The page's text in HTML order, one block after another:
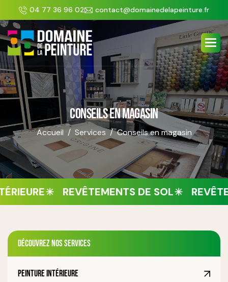
04 77 36 96 02 contact@domainedelapeinture.fr
CONSEILS EN MAGASIN
Accueil Services Conseils en magasin
REVÊTEMENTS DE SOL
Découvrez nos services
Peinture intérieure
Panneau de gestion des cookies